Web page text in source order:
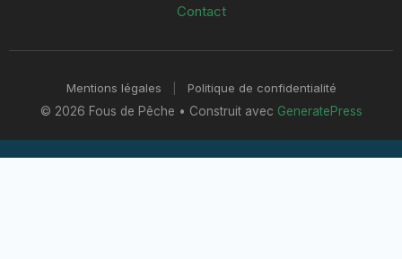
Contact
Mentions légales
Politique de confidentialité
© 2026 Fous de Pêche • Construit avec GeneratePress